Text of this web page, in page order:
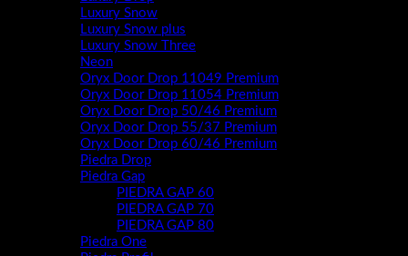
Luxury Snow
Luxury Snow plus
Luxury Snow Three
Neon
Oryx Door Drop 11049 Premium
Oryx Door Drop 11054 Premium
Oryx Door Drop 50/46 Premium
Oryx Door Drop 55/37 Premium
Oryx Door Drop 60/46 Premium
Piedra Drop
Piedra Gap
PIEDRA GAP 60
PIEDRA GAP 70
PIEDRA GAP 80
Piedra One